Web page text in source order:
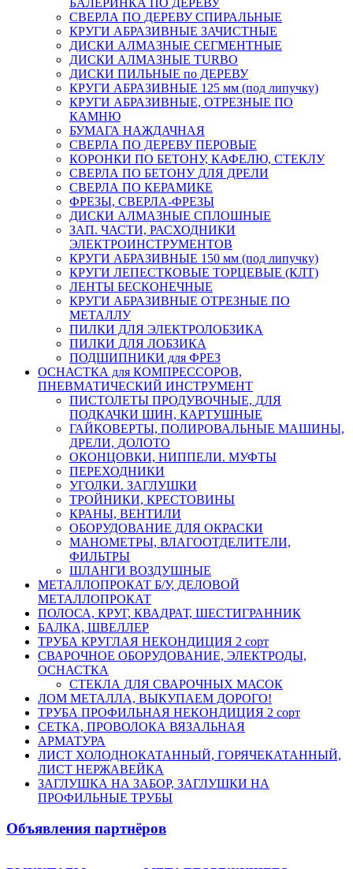
СВЕРЛА ПО ДЕРЕВУ СПИРАЛЬНЫЕ
КРУГИ АБРАЗИВНЫЕ ЗАЧИСТНЫЕ
ДИСКИ АЛМАЗНЫЕ СЕГМЕНТНЫЕ
ДИСКИ АЛМАЗНЫЕ TURBO
ДИСКИ ПИЛЬНЫЕ по ДЕРЕВУ
КРУГИ АБРАЗИВНЫЕ 125 мм (под липучку)
КРУГИ АБРАЗИВНЫЕ, ОТРЕЗНЫЕ ПО
КАМНЮ
БУМАГА НАЖДАЧНАЯ
СВЕРЛА ПО ДЕРЕВУ ПЕРОВЫЕ
КОРОНКИ ПО БЕТОНУ, КАФЕЛЮ, СТЕКЛУ
СВЕРЛА ПО БЕТОНУ ДЛЯ ДРЕЛИ
СВЕРЛА ПО КЕРАМИКЕ
ФРЕЗЫ, СВЕРЛА-ФРЕЗЫ
ДИСКИ АЛМАЗНЫЕ СПЛОШНЫЕ
ЗАП. ЧАСТИ, РАСХОДНИКИ
ЭЛЕКТРОИНСТРУМЕНТОВ
КРУГИ АБРАЗИВНЫЕ 150 мм (под липучку)
КРУГИ ЛЕПЕСТКОВЫЕ ТОРЦЕВЫЕ (КЛТ)
ЛЕНТЫ БЕСКОНЕЧНЫЕ
КРУГИ АБРАЗИВНЫЕ ОТРЕЗНЫЕ ПО
МЕТАЛЛУ
ПИЛКИ ДЛЯ ЭЛЕКТРОЛОБЗИКА
ПИЛКИ ДЛЯ ЛОБЗИКА
ПОДШИПНИКИ для ФРЕЗ
ОСНАСТКА для КОМПРЕССОРОВ,
ПНЕВМАТИЧЕСКИЙ ИНСТРУМЕНТ
ПИСТОЛЕТЫ ПРОДУВОЧНЫЕ, ДЛЯ
ПОДКАЧКИ ШИН, КАРТУШНЫЕ
ГАЙКОВЕРТЫ, ПОЛИРОВАЛЬНЫЕ МАШИНЫ,
ДРЕЛИ, ДОЛОТО
ОКОНЦОВКИ, НИППЕЛИ. МУФТЫ
ПЕРЕХОДНИКИ
УГОЛКИ. ЗАГЛУШКИ
ТРОЙНИКИ, КРЕСТОВИНЫ
КРАНЫ, ВЕНТИЛИ
ОБОРУДОВАНИЕ ДЛЯ ОКРАСКИ
МАНОМЕТРЫ, ВЛАГООТДЕЛИТЕЛИ,
ФИЛЬТРЫ
ШЛАНГИ ВОЗДУШНЫЕ
МЕТАЛЛОПРОКАТ Б/У, ДЕЛОВОЙ
МЕТАЛЛОПРОКАТ
ПОЛОСА, КРУГ, КВАДРАТ, ШЕСТИГРАННИК
БАЛКА, ШВЕЛЛЕР
ТРУБА КРУГЛАЯ НЕКОНДИЦИЯ 2 сорт
СВАРОЧНОЕ ОБОРУДОВАНИЕ, ЭЛЕКТРОДЫ,
ОСНАСТКА
СТЕКЛА ДЛЯ СВАРОЧНЫХ МАСОК
ЛОМ МЕТАЛЛА, ВЫКУПАЕМ ДОРОГО!
ТРУБА ПРОФИЛЬНАЯ НЕКОНДИЦИЯ 2 сорт
СЕТКА, ПРОВОЛОКА ВЯЗАЛЬНАЯ
АРМАТУРА
ЛИСТ ХОЛОДНОКАТАННЫЙ, ГОРЯЧЕКАТАННЫЙ,
ЛИСТ НЕРЖАВЕЙКА
ЗАГЛУШКА НА ЗАБОР, ЗАГЛУШКИ НА
ПРОФИЛЬНЫЕ ТРУБЫ
Объявления партнёров